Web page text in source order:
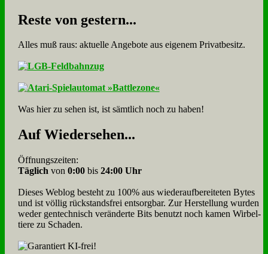
Re­ste von ge­stern...
Alles muß raus: aktuelle An­ge­bo­te aus eigenem Privatbesitz.
Was hier zu sehen ist, ist sämt­lich noch zu haben!
Auf Wie­der­se­hen...
Öffnungszeiten:
Täglich von 0:00bis 24:00 Uhr
Dieses Weblog besteht zu 100% aus wie­der­auf­bereite­ten Bytes
und ist völlig rück­stands­frei ent­sorg­bar. Zur Herstellung wurden
weder gen­tech­nisch veränderte Bits benutzt noch kamen Wir­bel­
tiere zu Scha­den.